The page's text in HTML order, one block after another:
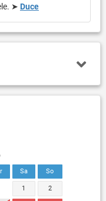
➤ Duce
Sa So
1 2